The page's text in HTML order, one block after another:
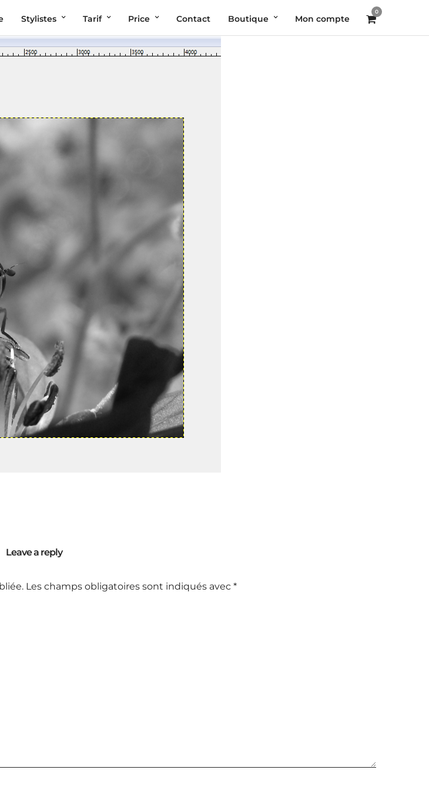
Stylistes Tarif Price Contact Boutique Mon compte
0
Leave a reply
Les champs obligatoires sont indiqués avec *